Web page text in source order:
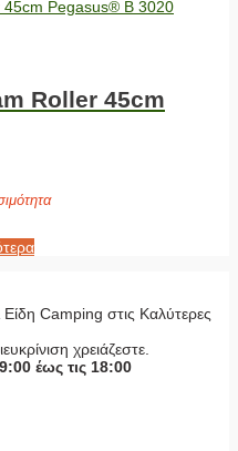
Roller 45cm
Camping στις Καλύτερες
χρειάζεστε.
έως τις 18:00